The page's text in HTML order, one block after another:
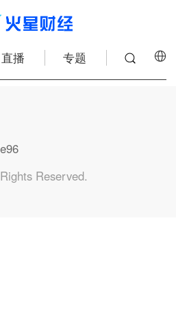
直播 专题
Reserved.